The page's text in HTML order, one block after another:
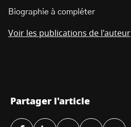
Biographie à compléter
Voir les publications de l'auteur
Partager l'article